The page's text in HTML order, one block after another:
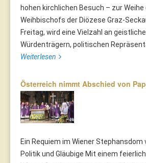
hohen kirchlichen Besuch – zur Weihe
Weihbischofs der Diözese Graz-
Freitag, wird eine Vielzahl an
Würdenträgern, politischen
Weiterlesen
Österreich nimmt Abschied von
Ein Requiem im Wiener Stephansdom
Politik und Gläubige Mit einem